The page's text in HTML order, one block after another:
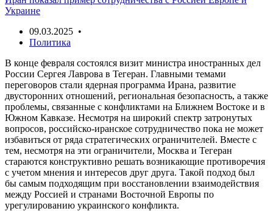
Украине
09.03.2025 •
Политика
В конце февраля состоялся визит министра иностранных дел
России Сергея Лаврова в Тегеран. Главными темами
переговоров стали ядерная программа Ирана, развитие
двусторонних отношений, региональная безопасность, а также
проблемы, связанные с конфликтами на Ближнем Востоке и в
Южном Кавказе. Несмотря на широкий спектр затронутых
вопросов, российско-иранское сотрудничество пока не может
избавиться от ряда стратегических ограничителей. Вместе с
тем, несмотря на эти ограничители, Москва и Тегеран
стараются конструктивно решать возникающие противоречия
с учетом мнения и интересов друг друга. Такой подход был
бы самым подходящим при восстановлении взаимодействия
между Россией и странами Восточной Европы по
урегулированию украинского конфликта.